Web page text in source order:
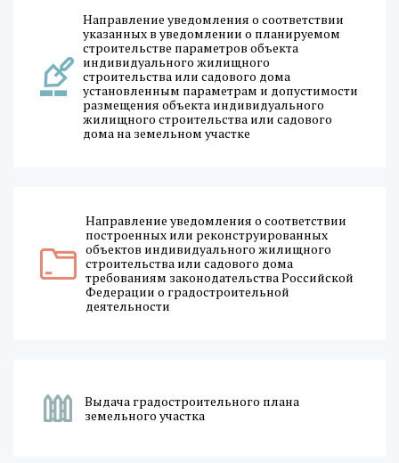
Направление уведомления о соответствии
указанных в уведомлении о планируемом
строительстве параметров объекта
индивидуального жилищного
строительства или садового дома
установленным параметрам и допустимости
размещения объекта индивидуального
жилищного строительства или садового
дома на земельном участке
Направление уведомления о соответствии
построенных или реконструированных
объектов индивидуального жилищного
строительства или садового дома
требованиям законодательства Российской
Федерации о градостроительной
деятельности
Выдача градостроительного плана
земельного участка